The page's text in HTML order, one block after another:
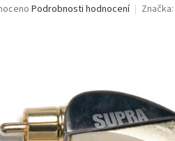
Podrobnosti hodnocení Značka: